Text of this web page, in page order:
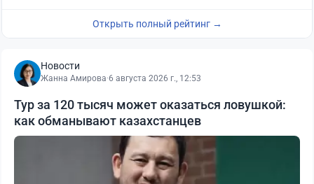
Открыть полный рейтинг →
Новости
Жанна Амирова·6 августа 2026 г., 12:53
Тур за 120 тысяч может оказаться ловушкой:
как обманывают казахстанцев